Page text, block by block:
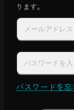
ります。
パスワードを